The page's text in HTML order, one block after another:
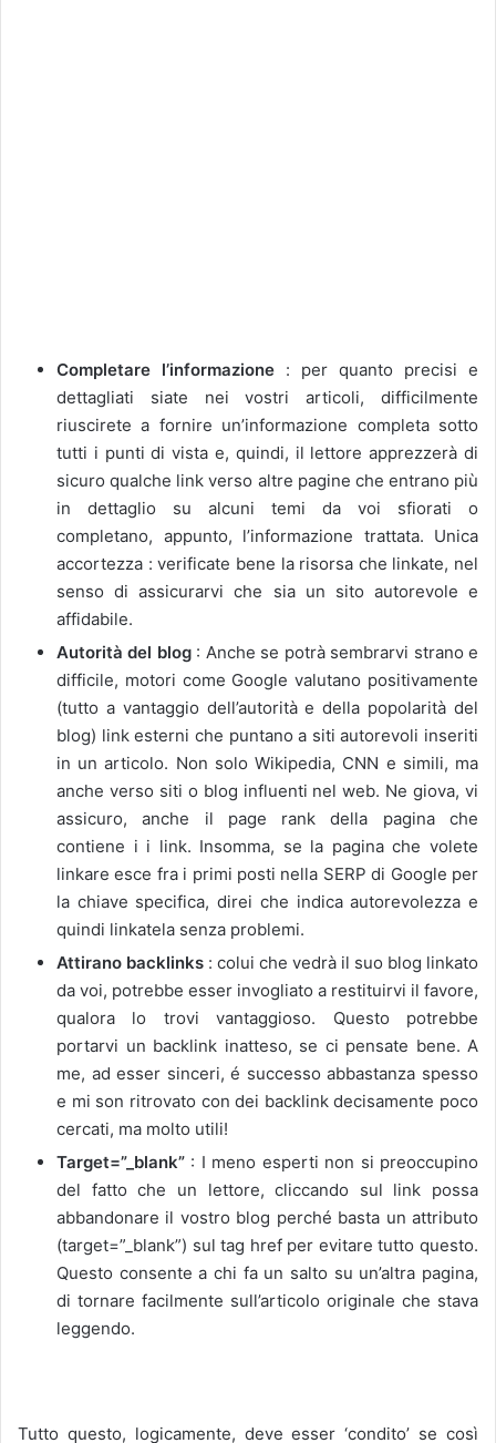
Completare l’informazione : per quanto precisi e
dettagliati siate nei vostri articoli, difficilmente
riuscirete a fornire un’informazione completa sotto
tutti i punti di vista e, quindi, il lettore apprezzerà di
sicuro qualche link verso altre pagine che entrano più
in dettaglio su alcuni temi da voi sfiorati o
completano, appunto, l’informazione trattata. Unica
accortezza : verificate bene la risorsa che linkate, nel
senso di assicurarvi che sia un sito autorevole e
affidabile.
Autorità del blog: Anche se potrà sembrarvi strano e
difficile, motori come Google valutano positivamente
(tutto a vantaggio dell’autorità e della popolarità del
blog) link esterni che puntano a siti autorevoli inseriti
in un articolo. Non solo Wikipedia, CNN e simili, ma
anche verso siti o blog influenti nel web. Ne giova, vi
assicuro, anche il page rank della pagina che
contiene i i link. Insomma, se la pagina che volete
linkare esce fra i primi posti nella SERP di Google per
la chiave specifica, direi che indica autorevolezza e
quindi linkatela senza problemi.
Attirano backlinks : colui che vedrà il suo blog linkato
da voi, potrebbe esser invogliato a restituirvi il favore,
qualora lo trovi vantaggioso. Questo potrebbe
portarvi un backlink inatteso, se ci pensate bene. A
me, ad esser sinceri, é successo abbastanza spesso
e mi son ritrovato con dei backlink decisamente poco
cercati, ma molto utili!
Target=”_blank” : I meno esperti non si preoccupino
del fatto che un lettore, cliccando sul link possa
abbandonare il vostro blog perché basta un attributo
(target=”_blank”) sul tag href per evitare tutto questo.
Questo consente a chi fa un salto su un’altra pagina,
di tornare facilmente sull’articolo originale che stava
leggendo.
Tutto questo, logicamente, deve esser ‘condito’ se così